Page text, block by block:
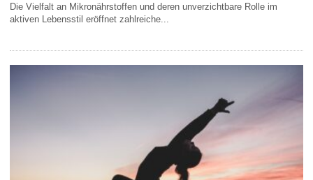
Die Vielfalt an Mikronährstoffen und deren unverzichtbare Rolle im
aktiven Lebensstil eröffnet zahlreiche...